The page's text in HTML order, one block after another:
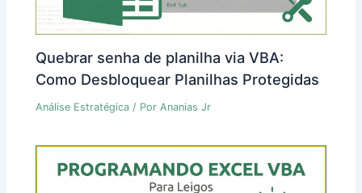
Quebrar senha de planilha via VBA:
Como Desbloquear Planilhas Protegidas
Análise Estratégica / PorAnanias Jr